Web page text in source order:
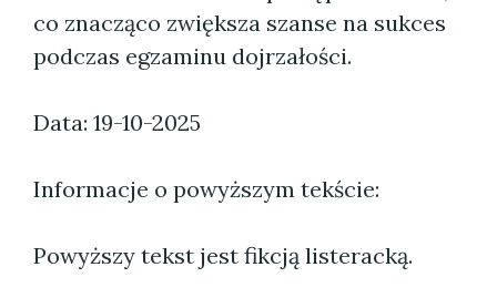
co znacząco zwiększa szanse na sukces
podczas egzaminu dojrzałości.
Data: 19-10-2025
Informacje o powyższym tekście:
Powyższy tekst jest fikcją listeracką.